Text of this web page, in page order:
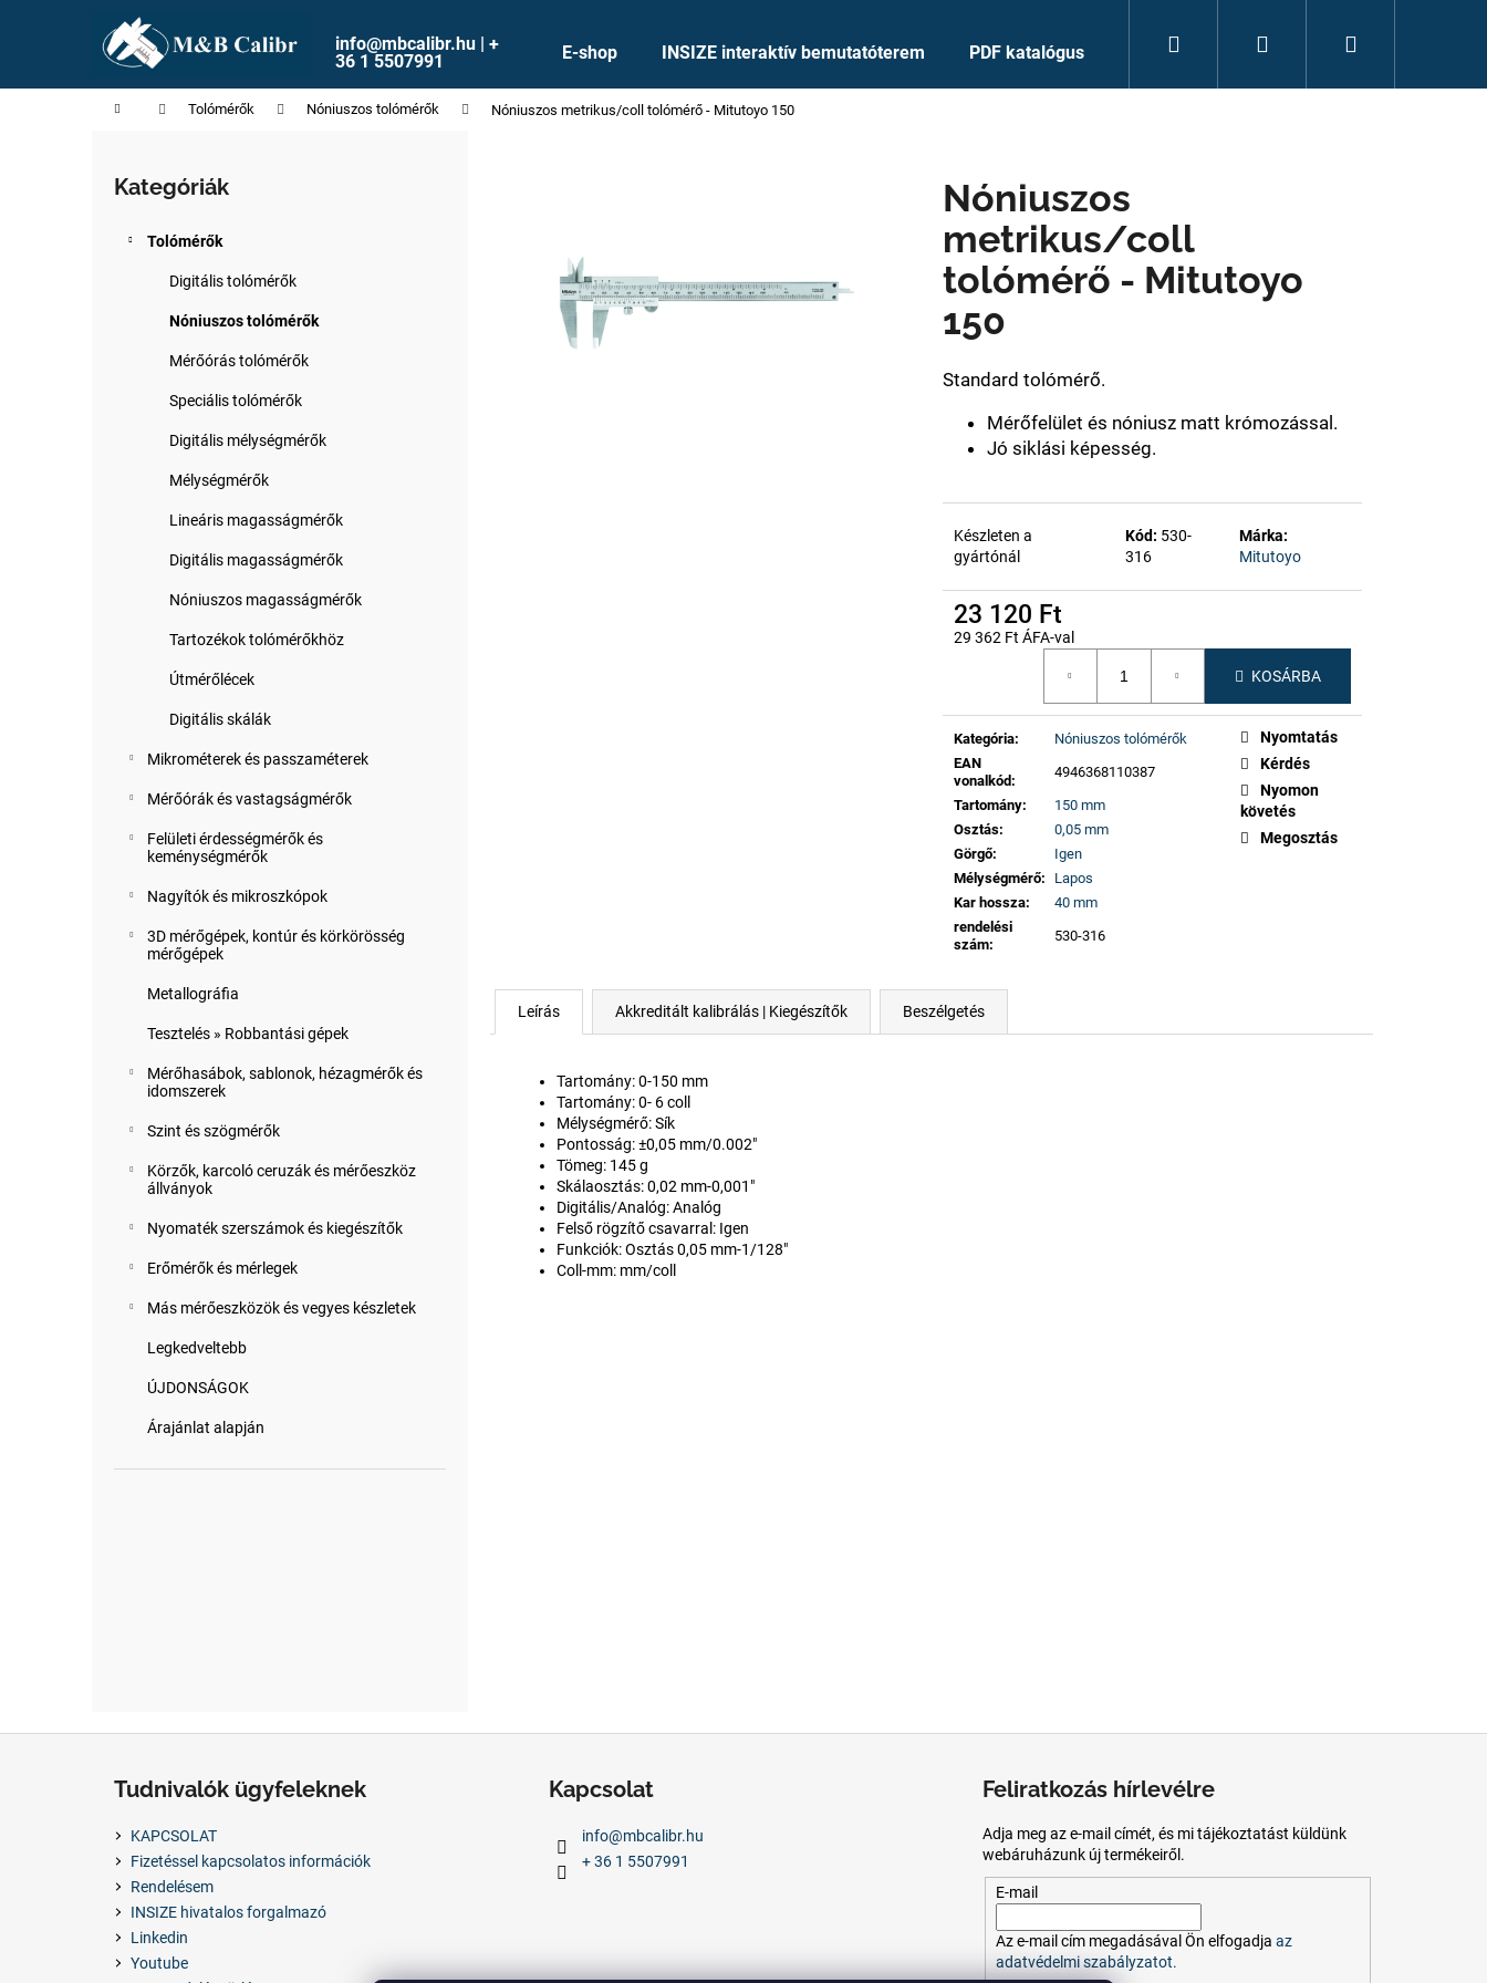
info@mbcalibr.hu | +
36 1 5507991
E-shop INSIZE interaktív bemutatóterem PDF katalógus Keresés Bejelentkezés
KezdőlapTolómérők Nóniuszos tolómérők Nóniuszos metrikus/coll tolómérő - Mitutoyo 150
Kategóriák
átugrása
Kategóriák
Tolómérők
Digitális tolómérők
Nóniuszos tolómérők
Mérőórás tolómérők
Speciális tolómérők
Digitális mélységmérők
Mélységmérők
Lineáris magasságmérők
Digitális magasságmérők
Nóniuszos magasságmérők
Tartozékok tolómérőkhöz
Útmérőlécek
Digitális skálák
Mikrométerek és passzaméterek
Mérőórák és vastagságmérők
Felületi érdességmérők és
keménységmérők
Nagyítók és mikroszkópok
3D mérőgépek, kontúr és körkörösség
mérőgépek
Metallográfia
Tesztelés » Robbantási gépek
Mérőhasábok, sablonok, hézagmérők és
idomszerek
Szint és szögmérők
Körzők, karcoló ceruzák és mérőeszköz
állványok
Nyomaték szerszámok és kiegészítők
Erőmérők és mérlegek
Más mérőeszközök és vegyes készletek
Legkedveltebb
ÚJDONSÁGOK
Árajánlat alapján
Nóniuszos
metrikus/coll
tolómérő - Mitutoyo
150
Standard tolómérő.
Mérőfelület és nóniusz matt krómozással.
Jó siklási képesség.
Készleten a
gyártónál
Kód: 530-
316
Márka:
Mitutoyo
23 120 Ft
29 362 Ft ÁFA-val
KOSÁRBA
Kategória:
Nóniuszos tolómérők
EAN
vonalkód :
4946368110387
Tartomány:
150 mm
Osztás:
0,05 mm
Görgő:
Igen
Mélységmérő:
Lapos
Kar hossza:
40 mm
rendelési
szám:
530-316
Nyomtatás
Kérdés
Nyomon
követés
Megosztás
Leírás Akkreditált kalibrálás | Kiegészítők Beszélgetés
Tartomány: 0-150 mm
Tartomány: 0- 6 coll
Mélységmérő: Sík
Pontosság: ±0,05 mm/0.002"
Tömeg: 145g
Skálaosztás: 0,02 mm-0,001"
Digitális/Analóg: Analóg
Felső rögzítő csavarral: Igen
Funkciók: Osztás 0,05 mm-1/128"
Coll-mm: mm/coll
á
Vissza
a boltba
Vissza
a boltba
Mit keres?
Ajánljuk
Tudnivalók ügyfeleknek
KAPCSOLAT
Fizetéssel kapcsolatos információk
Rendelésem
INSIZE hivatalos forgalmazó
Linkedin
Youtube
Kapcsolat
info@mbcalibr.hu
+ 36 1 5507991
Feliratkozás hírlevélre
Adja meg az e-mail címét, és mi tájékoztatást küldünk
webáruházunk új termékeiről.
E-mail
Aze-mailcím megadásával Ön elfogadja az
adatvédelmi szabályzatot.